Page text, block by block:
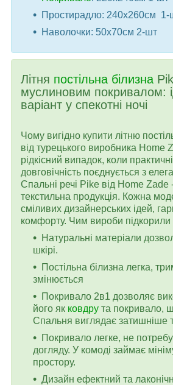
Простирадло: 240x260см 1-
Наволочки: 50x70см 2-шт
Літня постільна білизна
муслиновим покривалом:
варіант у спекотні ночі
Чому вигідно купити літню
від турецького виробника Home
рідкісний випадок, коли
довговічність поєднується з
Спальні речі Pike від Home
текстильна продукція. Кожна
сміливих дизайнерських ідей,
комфорту. Чим вироби
Натуральні матеріали
шкірі.
Постільна білизна легка,
змінюється
Покривало 2в1 дозволяє
його як ковдру та покривало,
Спальня виглядає затишніше
Покривало легке, не
догляду. У комоді займає
простору.
Дизайн ефектний та